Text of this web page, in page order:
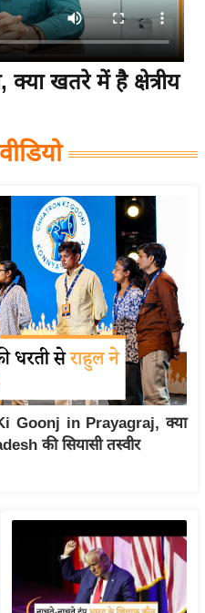
खतरे में है क्षेत्रीय
Goonj in Prayagraj, क्या
की सियासी तस्वीर